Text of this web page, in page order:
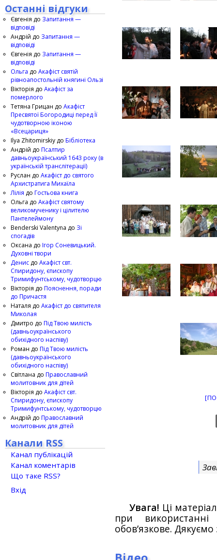
Увага! Ці
при
обов’язкове.
Останні відгуки
Євгенія до Запитання —
відповіді
Андрій до Запитання —
відповіді
Євгенія до Запитання —
відповіді
Ольга до Акафіст святій
рівноапостольній княгині Ользі
Вікторія до Акафіст за
померлого
Тетяна Грицан до Акафіст
Пресвятої Богородиці перед Її
чудотворною іконою
«Всецариця»
Ilya Zhitomirskiy до Бібліотека
Андрій до Псалтир
давньоукраїнський 1643 року (в
українській транслітерації)
Руслан до Акафіст до святого
Архистратига Михаїла
Лілія до Гостьова книга
Ольга до Акафіст святому
великомученику і цілителю
Пантелеймону
Benderski Valentyna до Зі
спогадів
Оксана до Ігор Соневицький.
Духовні твори
Денис до Акафіст свт.
Спиридону, єпископу
Тримифунтському, чудотворцю
Вікторія до Пояснення, поради
до Причастя
Наталя до Акафіст до святителя
Миколая
Дмитро до Під Твою милість
(давньоукраїнського
обихідного наспіву)
Роман до Під Твою милість
(давньоукраїнського
обихідного наспіву)
Світлана до Православний
молитовник для дітей
Вікторія до Акафіст свт.
Спиридону, єпископу
Тримифунтському, чудотворцю
Андрій до Православний
молитовник для дітей
Канали RSS
Канал публікацій
Канал коментарів
Що таке RSS?
Вхід